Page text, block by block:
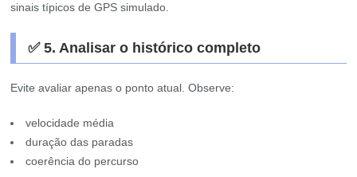
sinais típicos de GPS simulado.
✅ 5. Analisar o histórico completo
Evite avaliar apenas o ponto atual. Observe:
velocidade média
duração das paradas
coerência do percurso